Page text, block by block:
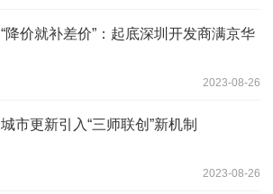
“降价就补差价”：起底深圳开发商满京华
2023-08-26
城市更新引入“三师联创”新机制
2023-08-26